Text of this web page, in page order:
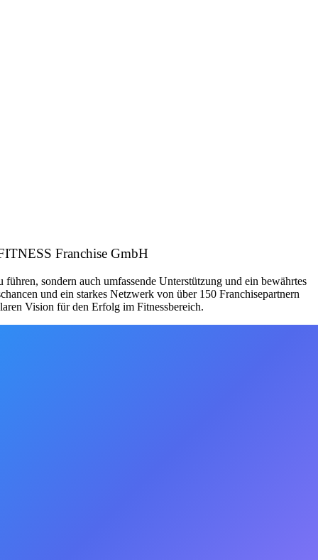
Franchise GmbH
sondern auch umfassende Unterstützung und ein bewährtes
und ein starkes Netzwerk von über 150 Franchisepartnern
Vision für den Erfolg im Fitnessbereich.